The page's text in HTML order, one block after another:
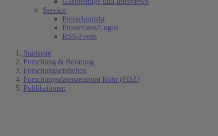
Service
Pressekontakt
Pressefotos/Logos
RSS-Feeds
Startseite
Forschung & Beratung
Forschungseinheiten
Forschungsdatenzentrum Ruhr (FDZ)
Publikationen